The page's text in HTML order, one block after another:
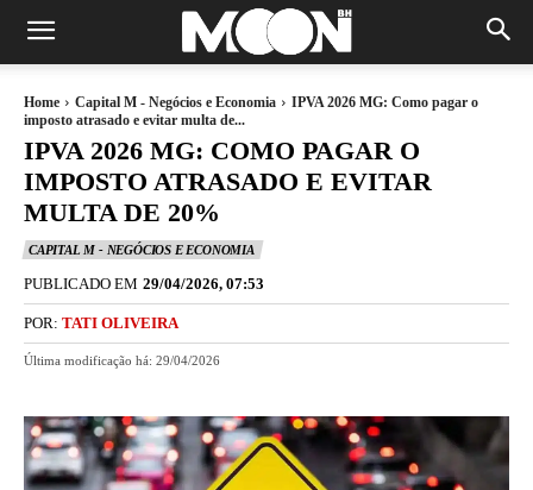
Home Capital M - Negócios e Economia
IPVA 2026 MG: Como pagar o
imposto atrasado e evitar multa de...
IPVA 2026 MG: COMO PAGAR O
IMPOSTO ATRASADO E EVITAR
MULTA DE 20%
CAPITAL M - NEGÓCIOS E ECONOMIA
PUBLICADO EM 29/04/2026, 07:53
POR: TATI OLIVEIRA
Última modificação há: 29/04/2026